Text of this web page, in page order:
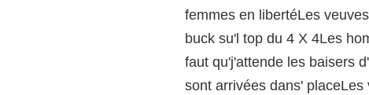
femmes en libertéLes
buck su'l top du 4 X 4Les
faut qu'j'attende les baisers
sont arrivées dans'